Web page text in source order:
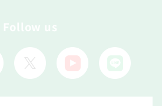
Follow us